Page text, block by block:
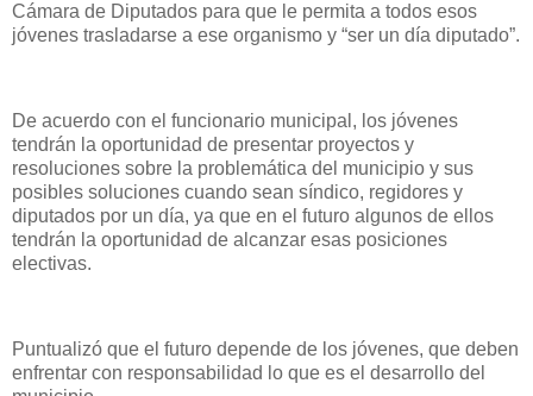
Cámara de Diputados para que le permita a todos esos
jóvenes trasladarse a ese organismo y “ser un día diputado”.
De acuerdo con el funcionario municipal, los jóvenes
tendrán la oportunidad de presentar proyectos y
resoluciones sobre la problemática del municipio y sus
posibles soluciones cuando sean síndico, regidores y
diputados por un día, ya que en el futuro algunos de ellos
tendrán la oportunidad de alcanzar esas posiciones
electivas.
Puntualizó que el futuro depende de los jóvenes, que deben
enfrentar con responsabilidad lo que es el desarrollo del